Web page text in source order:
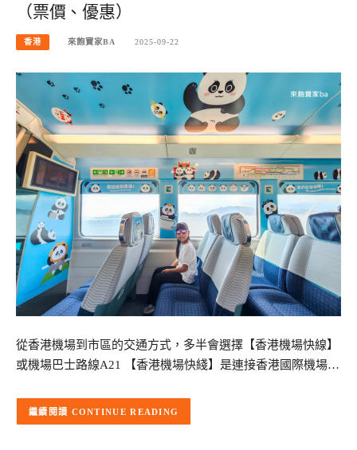
（票價、優惠）
香港 來飽寶家BA 2025-09-22
從香港機場到市區的交通方式，多半會選擇【香港機場快線】
或機場巴士路線A21 【香港機場快綫】是連接香港國際機場…
CONTINUE READING